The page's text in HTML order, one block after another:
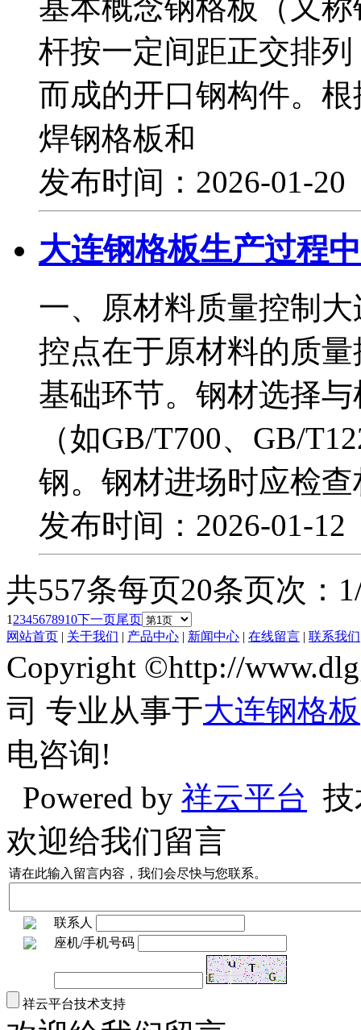
基本概念钢格板（又
杆按一定间距正交排
而成的开口钢构件。
焊钢格板和
发布时间：2026-01-
大连钢格板生产过程
一、原材料质量控制
控点在于原材料的质
基础环节。钢材选择
（如GB/T700、GB/
钢。钢材进场时应检
发布时间：2026-01-
共557条每页20条页次：
1 2345678910下一页尾页
网站首页 | 关于我们 | 产品中心 | 新闻中心 | 在线留言 | 联系我们
Copyright ©http://
司 专业从事于大连钢格板
电咨询!
Powered by 祥云平台
欢迎给我们留言
请在此输入留言内容，我们会尽快与您联系。
联系人
座机/手机号码
祥云平台技术支持